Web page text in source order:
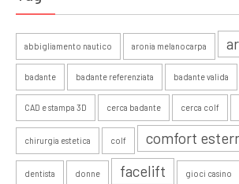
abbigliamento nautico aronia melanocarpa
badante badante referenziata badante valida
CAD e stampa 3D cerca badante cerca colf
chirurgia estetica colf comfort
dentista donne facelift gioci casino